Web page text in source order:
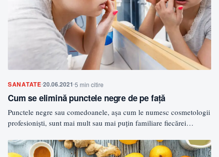
SANATATE 20.06.2021 5 min citire
Cum se elimină punctele negre de pe față
Punctele negre sau comedoanele, așa cum le numesc cosmetologii
profesioniști, sunt mai mult sau mai puțin familiare fiecărei…